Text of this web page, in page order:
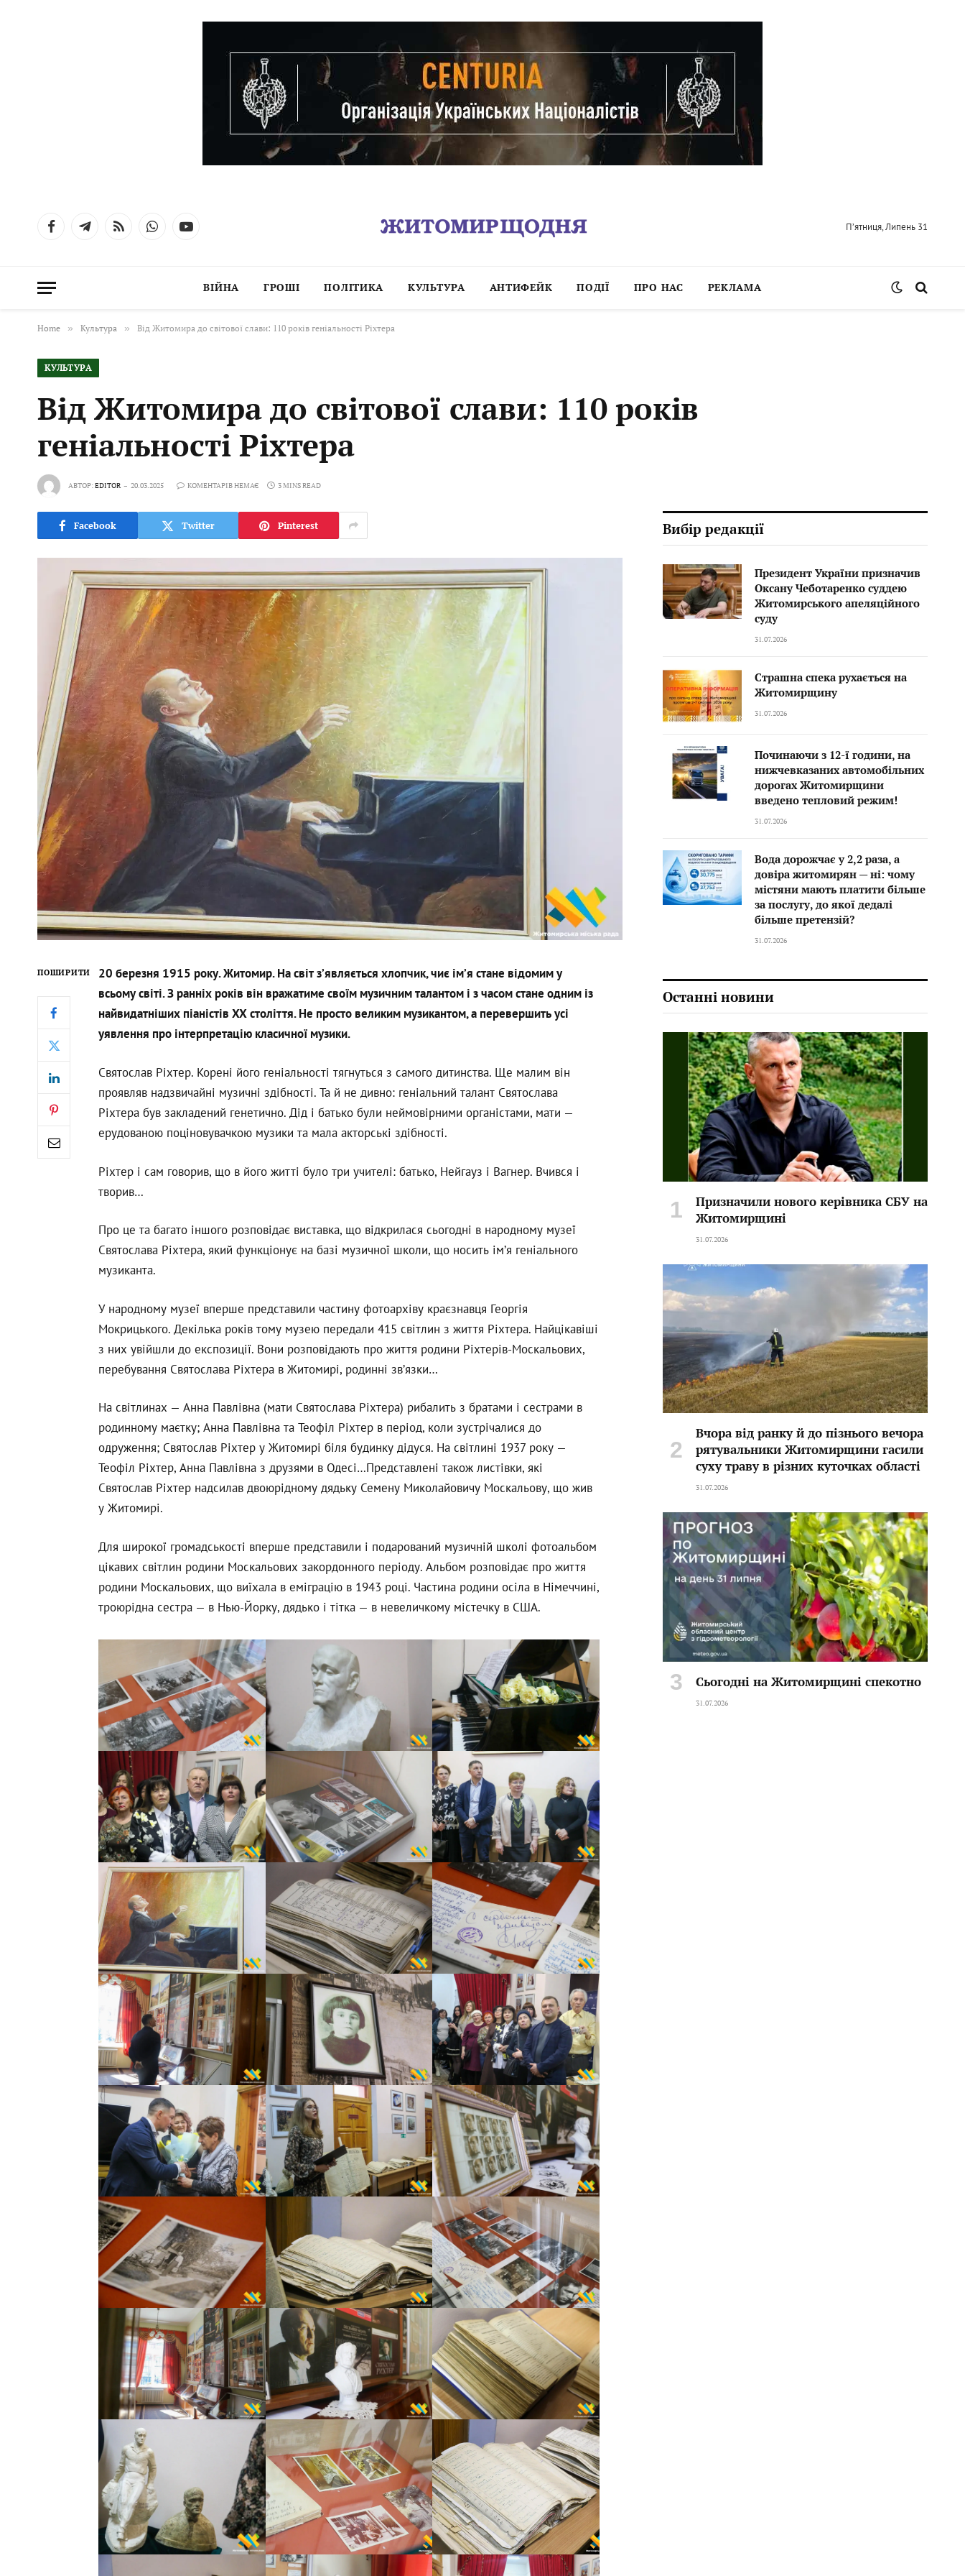
FacebookTelegramRSS WhatsAppYouTube П’ятниця, Липень 31
ВІЙНА ГРОШІ ПОЛІТИКА КУЛЬТУРА АНТИФЕЙК ПОДІЇ ПРО НАС РЕКЛАМА
Home » Культура » Від Житомира до світової слави: 110 років геніальності Ріхтера
КУЛЬТУРА
Від Житомира до світової слави: 110 років
геніальності Ріхтера
АВТОР:EDITOR 20.03.2025 КОМЕНТАРІВ НЕМАЄ 3 MINS READ
Facebook Twitter Pinterest
ПОШИРИТИ
20 березня 1915 року. Житомир. На світ з’являється хлопчик, чиє ім’я стане відомим у
всьому світі. З ранніх років він вражатиме своїм музичним талантом і з часом стане одним із
найвидатніших піаністів XX століття. Не просто великим музикантом, а перевершить усі
уявлення про інтерпретацію класичної музики.
Святослав Ріхтер. Корені його геніальності тягнуться з самого дитинства. Ще малим він
проявляв надзвичайні музичні здібності. Та й не дивно: геніальний талант Святослава
Ріхтера був закладений генетично. Дід і батько були неймовірними органістами, мати —
ерудованою поціновувачкою музики та мала акторські здібності.
Ріхтер і сам говорив, що в його житті було три учителі: батько, Нейгауз і Вагнер. Вчився і
творив…
Про це та багато іншого розповідає виставка, що відкрилася сьогодні в народному музеї
Святослава Ріхтера, який функціонує на базі музичної школи, що носить ім’я геніального
музиканта.
У народному музеї вперше представили частину фотоархіву краєзнавця Георгія
Мокрицького. Декілька років тому музею передали 415 світлин з життя Ріхтера. Найцікавіші
з них увійшли до експозиції. Вони розповідають про життя родини Ріхтерів-Москальових,
перебування Святослава Ріхтера в Житомирі, родинні зв’язки…
На світлинах — Анна Павлівна (мати Святослава Ріхтера) рибалить з братами і сестрами в
родинному маєтку; Анна Павлівна та Теофіл Ріхтер в період, коли зустрічалися до
одруження; Святослав Ріхтер у Житомирі біля будинку дідуся. На світлині 1937 року —
Теофіл Ріхтер, Анна Павлівна з друзями в Одесі…Представлені також листівки, які
Святослав Ріхтер надсилав двоюрідному дядьку Семену Миколайовичу Москальову, що жив
у Житомирі.
Для широкої громадськості вперше представили і подарований музичній школі фотоальбом
цікавих світлин родини Москальових закордонного періоду. Альбом розповідає про життя
родини Москальових, що виїхала в еміграцію в 1943 році. Частина родини осіла в Німеччині,
троюрідна сестра — в Нью-Йорку, дядько і тітка — в невеличкому містечку в США.
Вибір редакції
Президент України призначив
Оксану Чеботаренко суддею
Житомирського апеляційного
суду
31.07.2026
Страшна спека рухається на
Житомирщину
31.07.2026
Починаючи з 12-ї години, на
нижчевказаних автомобільних
дорогах Житомирщини
введено тепловий режим!
31.07.2026
Вода дорожчає у 2,2 раза, а
довіра житомирян — ні: чому
містяни мають платити більше
за послугу, до якої дедалі
більше претензій?
31.07.2026
Останні новини
Призначили нового керівника СБУ на
Житомирщині
31.07.2026
Вчора від ранку й до пізнього вечора
рятувальники Житомирщини гасили
суху траву в різних куточках області
31.07.2026
Сьогодні на Житомирщині спекотно
31.07.2026